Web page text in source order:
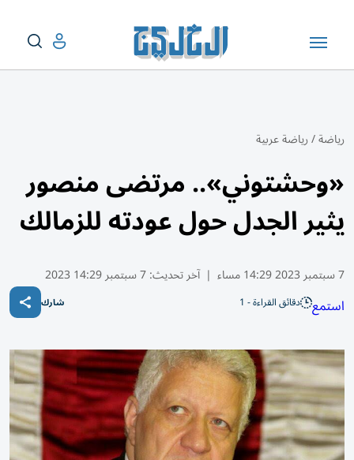
رياضة/رياضة عربية
«وحشتوني».. مرتضى منصور
يثير الجدل حول عودته للزمالك
7 سبتمبر 2023 14:29 مساء | آخر تحديث:7 سبتمبر 14:29 2023
استمع دقائق القراءة - 1 شارك